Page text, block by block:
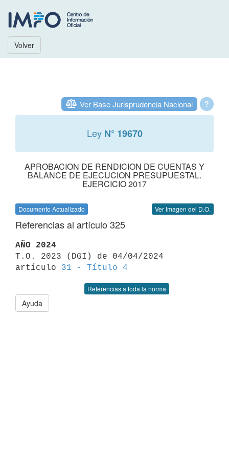
Volver
?
Ver Base Jurisprudencia Nacional
Ley N° 19670
APROBACION DE RENDICION DE CUENTAS Y
BALANCE DE EJECUCION PRESUPUESTAL.
EJERCICIO 2017
Documento Actualizado Ver Imagen del D.O.
Referencias al artículo 325
AÑO 2024
T.O. 2023 (DGI) de 04/04/2024
artículo 31 - Título 4
Referencias a toda la norma
Ayuda